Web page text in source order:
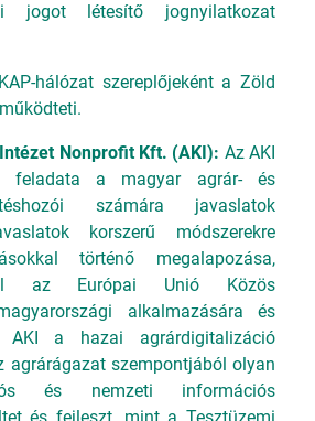
jogot létesítő jognyilatkozat
hálózat szereplőjeként a Zöld
Nonprofit Kft. (AKI): Az AKI
feladata a magyar agrár- és
számára javaslatok
korszerű módszerekre
történő megalapozása,
az Európai Unió Közös
alkalmazására és
AKI a hazai agrárdigitalizáció
agrárágazat szempontjából olyan
és nemzeti információs